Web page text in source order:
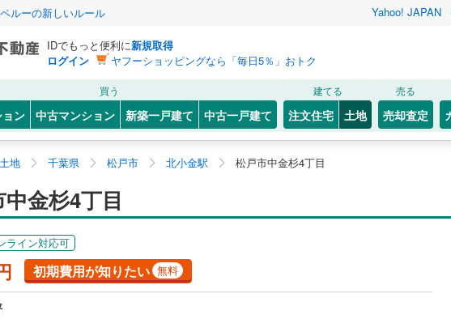
ルーの新しいルール Yahoo! JAPAN
IDでもっと便利に新規取得
ログイン
ヤフーショッピングなら「毎日5％」おトク
買う
ン 中古マンション 新築一戸建て 中古一戸建て
建てる
注文住宅 土地
売る
売却査定
土地 千葉県 松戸市 北小金駅 松戸市中金杉4丁目
金杉4丁目
ライン対応可
初期費用が知りたい 無料